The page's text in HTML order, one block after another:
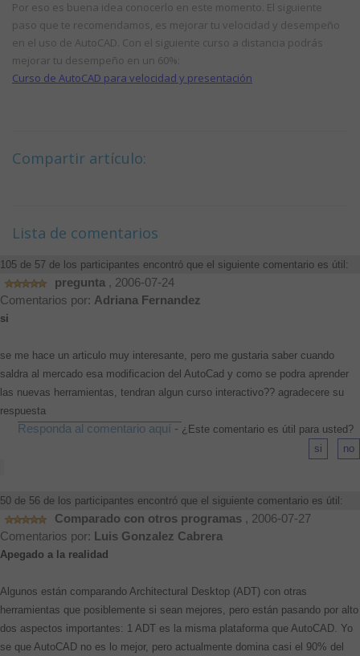
Por eso es buena idea conocerlo en este momento. El siguiente
paso que te recomendamos, es mejorar tu velocidad y desempeño
en el uso de AutoCAD. Con el siguiente curso a distancia podrás
mejorar tu desempeño en un 60%:
Curso de AutoCAD para velocidad y presentación
Compartir artículo:
Lista de comentarios
105 de 57 de los participantes encontró que el siguiente comentario es útil:
pregunta , 2006-07-24
Comentarios por: Adriana Fernandez
si
se me hace un articulo muy interesante, pero me gustaria saber cuando
saldra al mercado esa modificacion del AutoCad y como se podra aprender
las nuevas herramientas, tendran algun curso interactivo?? agradecere su
respuesta
Responda al comentario aquí - ¿Este comentario es útil para usted?
50 de 56 de los participantes encontró que el siguiente comentario es útil:
Comparado con otros programas , 2006-07-27
Comentarios por: Luis Gonzalez Cabrera
Apegado a la realidad
Algunos están comparando Architectural Desktop (ADT) con otras
herramientas que posiblemente si sean mejores, pero están pasando por alto
dos aspectos importantes: 1 ADT es la misma plataforma que AutoCAD. Yo
se que AutoCAD no es lo mejor, pero actualmente domina casi el 90% del